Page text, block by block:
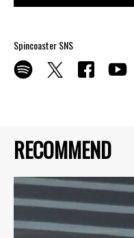
RECOMMEND
Spincoaster SNS